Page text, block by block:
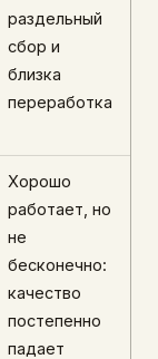
раздельный
сбор и
близка
переработка
Хорошо
работает, но
не
бесконечно:
качество
постепенно
падает